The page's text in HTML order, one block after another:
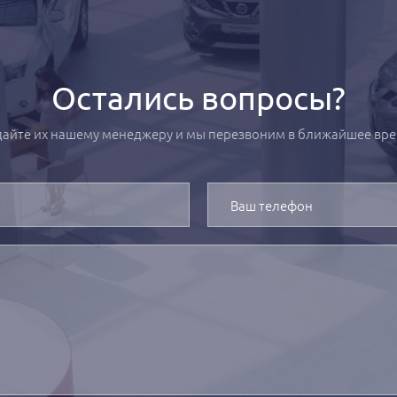
Остались вопросы?
их нашему менеджеру и мы перезвоним в ближайшее